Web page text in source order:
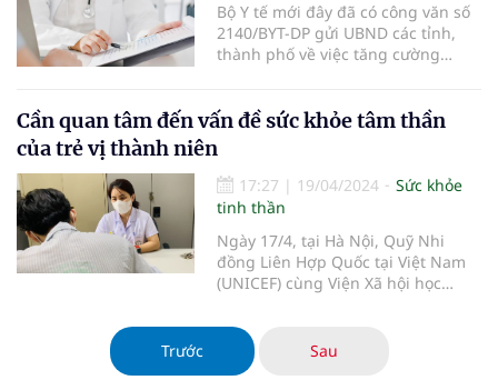
Bộ Y tế mới đây đã có công văn số
2140/BYT-DP gửi UBND các tỉnh,
thành phố về việc tăng cường
thần.
Cần quan tâm đến vấn đề sức khỏe tâm thần
của trẻ vị thành niên
17:27 | 19/04/2024
Sức khỏe
tinh thần
Ngày 17/4, tại Hà Nội, Quỹ Nhi
đồng Liên Hợp Quốc tại Việt Nam
(UNICEF) cùng Viện Xã hội học
hội Việt Nam phối hợp tổ chức Hội
thảo phổ biến kết quả nghiên cứu
sâu và tham vấn chính sách về sức
Trước Sau